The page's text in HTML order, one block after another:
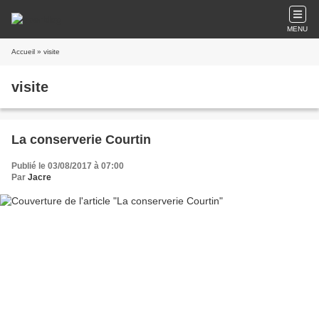
MENU
Accueil » visite
visite
La conserverie Courtin
Publié le 03/08/2017 à 07:00
Par Jacre